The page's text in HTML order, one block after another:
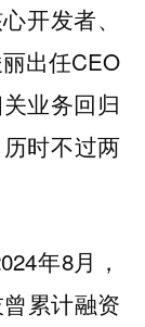
开发者、
出任CEO
业务回归
时不过两
年8月，
累计融资